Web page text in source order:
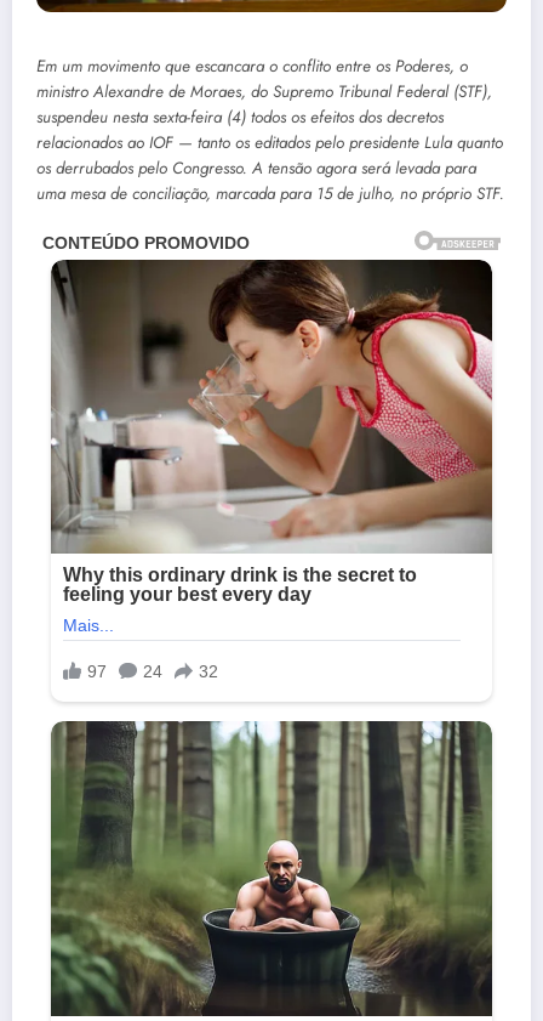
Em um movimento que escancara o conflito entre os Poderes, o
ministro Alexandre de Moraes, do Supremo Tribunal Federal (STF),
suspendeu nesta sexta-feira (4) todos os efeitos dos decretos
relacionados ao IOF — tanto os editados pelo presidente Lula quanto
os derrubados pelo Congresso. A tensão agora será levada para
uma mesa de conciliação, marcada para 15 de julho, no próprio STF.